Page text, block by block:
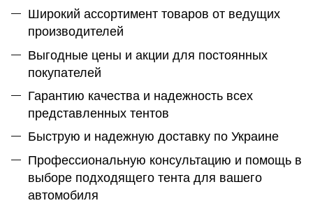
Широкий ассортимент товаров от ведущих
производителей
Выгодные цены и акции для постоянных
покупателей
Гарантию качества и надежность всех
представленных тентов
Быструю и надежную доставку по Украине
Профессиональную консультацию и помощь в
выборе подходящего тента для вашего
автомобиля